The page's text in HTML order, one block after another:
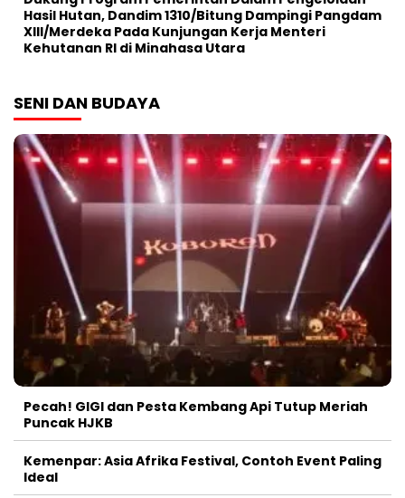
Hasil Hutan, Dandim 1310/Bitung Dampingi Pangdam
XIII/Merdeka Pada Kunjungan Kerja Menteri
Kehutanan RI di Minahasa Utara
SENI DAN BUDAYA
Pecah! GIGI dan Pesta Kembang Api Tutup Meriah
Puncak HJKB
Kemenpar: Asia Afrika Festival, Contoh Event Paling
Ideal